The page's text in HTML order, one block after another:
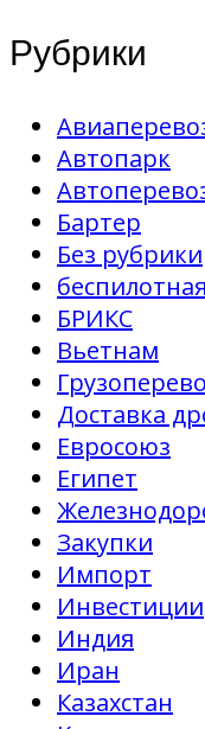
Рубрики
Автопарк
Бартер
Без рубрики
БРИКС
Вьетнам
Доставка
Евросоюз
Египет
Закупки
Импорт
Инвестиции
Индия
Иран
Казахстан